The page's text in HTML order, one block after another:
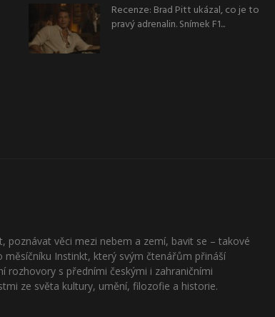
Recenze: Brad Pitt ukázal, co je to
pravý adrenalin. Snímek F1...
poznávat věci mezi nebem a zemí, bavit se – takové
měsíčníku Instinkt, který svým čtenářům přináší
rozhovory s předními českými i zahraničními
ze světa kultury, umění, filozofie a historie.